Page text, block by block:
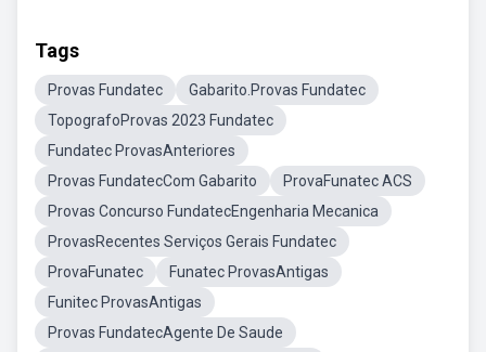
Tags
Provas Fundatec
Gabarito.Provas Fundatec
TopografoProvas 2023 Fundatec
Fundatec ProvasAnteriores
Provas FundatecCom Gabarito
ProvaFunatec ACS
Provas Concurso FundatecEngenharia Mecanica
ProvasRecentes Serviços Gerais Fundatec
ProvaFunatec
Funatec ProvasAntigas
Funitec ProvasAntigas
Provas FundatecAgente De Saude